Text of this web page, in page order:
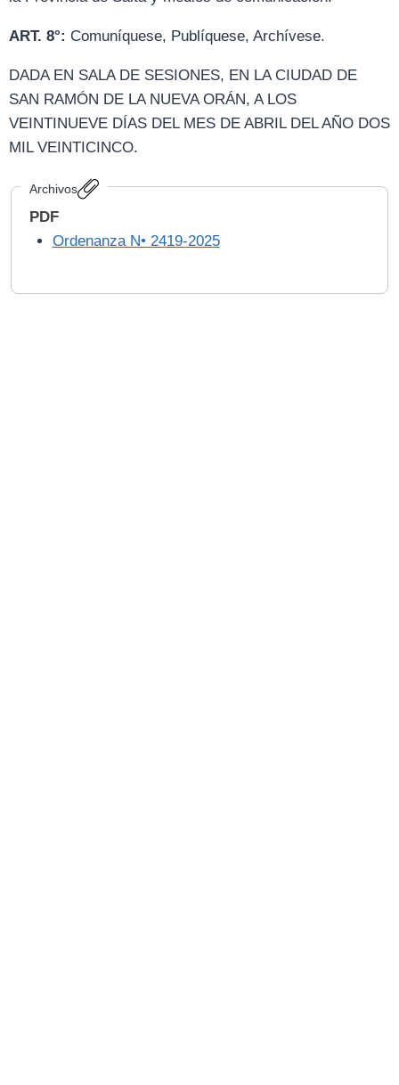
ART. 8°: Comuníquese, Publíquese, Archívese.
DADA EN SALA DE SESIONES, EN LA CIUDAD DE
SAN RAMÓN DE LA NUEVA ORÁN, A LOS
VEINTINUEVE DÍAS DEL MES DE ABRIL DEL AÑO DOS
MIL VEINTICINCO.
Archivos
PDF
Ordenanza N• 2419-2025